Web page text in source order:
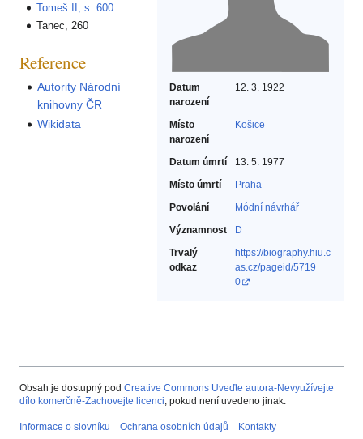
Datum
narození
12. 3. 1922
Místo
narození
Košice
Datum úmrtí
13. 5. 1977
Místo úmrtí
Praha
Povolání
Módní návrhář‎
Významnost
D
Trvalý
odkaz
https://biography.hiu.c
as.cz/pageid/5719
0
Tomeš II, s. 600
Tanec, 260
Reference
Autority Národní
knihovny ČR
Wikidata
Obsah je dostupný pod Creative Commons Uveďte autora-Nevyužívejte
dílo komerčně-Zachovejte licenci, pokud není uvedeno jinak.
Informace o slovníku Ochrana osobních údajů Kontakty